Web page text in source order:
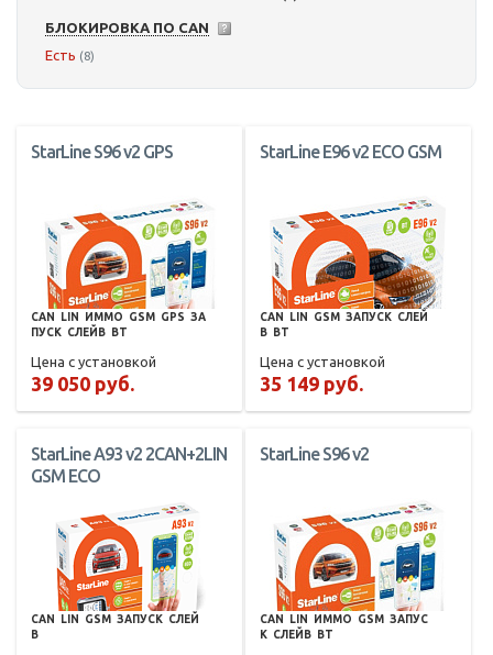
БЛОКИРОВКА ПО CAN
Есть (8)
StarLine S96 v2 GPS
CAN LIN ИММО GSM GPS ЗА
ПУСК СЛЕЙВ BT
Цена с установкой
39 050 руб.
StarLine E96 v2 ECO GSM
CAN LIN GSM ЗАПУСК СЛЕЙ
В
BT
Цена с установкой
35 149 руб.
StarLine A93 v2 2CAN+2LIN
GSM ECO
CAN LIN GSM ЗАПУСК СЛЕЙ
В
StarLine S96 v2
CAN LIN ИММО GSM ЗАПУС
К СЛЕЙВ BT